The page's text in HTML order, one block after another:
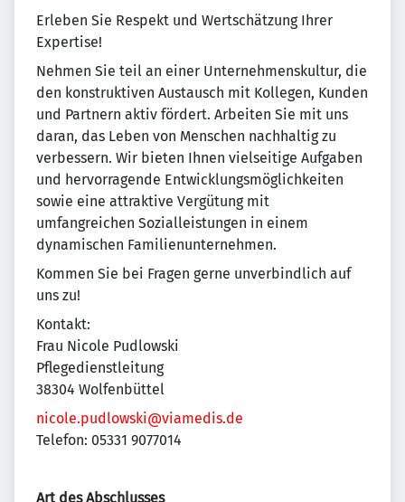
Erleben Sie Respekt und Wertschätzung Ihrer
Expertise!
Nehmen Sie teil an einer Unternehmenskultur, die
den konstruktiven Austausch mit Kollegen, Kunden
und Partnern aktiv fördert. Arbeiten Sie mit uns
daran, das Leben von Menschen nachhaltig zu
verbessern. Wir bieten Ihnen vielseitige Aufgaben
und hervorragende Entwicklungsmöglichkeiten
sowie eine attraktive Vergütung mit
umfangreichen Sozialleistungen in einem
dynamischen Familienunternehmen.
Kommen Sie bei Fragen gerne unverbindlich auf
uns zu!
Kontakt:
Frau Nicole Pudlowski
Pflegedienstleitung
38304 Wolfenbüttel
nicole.pudlowski@viamedis.de
Telefon: 05331 9077014
Art des Abschlusses